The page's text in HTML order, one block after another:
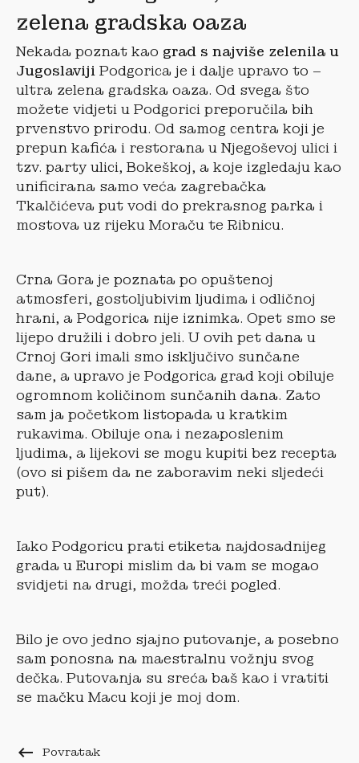
zelena gradska oaza
Nekada poznat kao grad s najviše zelenila u
Jugoslaviji Podgorica je i dalje upravo to –
ultra zelena gradska oaza. Od svega što
možete vidjeti u Podgorici preporučila bih
prvenstvo prirodu. Od samog centra koji je
prepun kafića i restorana u Njegoševoj ulici i
tzv. party ulici, Bokeškoj, a koje izgledaju kao
unificirana samo veća zagrebačka
Tkalčićeva put vodi do prekrasnog parka i
mostova uz rijeku Moraču te Ribnicu.
Crna Gora je poznata po opuštenoj
atmosferi, gostoljubivim ljudima i odličnoj
hrani, a Podgorica nije iznimka. Opet smo se
lijepo družili i dobro jeli. U ovih pet dana u
Crnoj Gori imali smo isključivo sunčane
dane, a upravo je Podgorica grad koji obiluje
ogromnom količinom sunčanih dana. Zato
sam ja početkom listopada u kratkim
rukavima. Obiluje ona i nezaposlenim
ljudima, a lijekovi se mogu kupiti bez recepta
(ovo si pišem da ne zaboravim neki sljedeći
put).
Iako Podgoricu prati etiketa najdosadnijeg
grada u Europi mislim da bi vam se mogao
svidjeti na drugi, možda treći pogled.
Bilo je ovo jedno sjajno putovanje, a posebno
sam ponosna na maestralnu vožnju svog
dečka. Putovanja su sreća baš kao i vratiti
se mačku Macu koji je moj dom.
keyboard_backspace Povratak